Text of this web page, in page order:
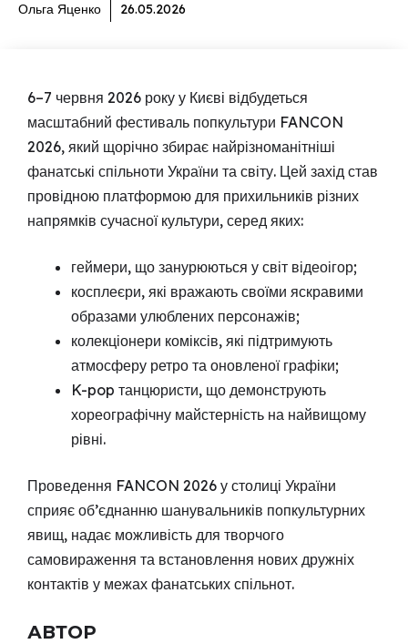
Ольга Яценко 26.05.2026
6–7 червня 2026 року у Києві відбудеться
масштабний фестиваль попкультури FANCON
2026, який щорічно збирає найрізноманітніші
фанатські спільноти України та світу. Цей захід став
провідною платформою для прихильників різних
напрямків сучасної культури, серед яких:
геймери, що занурюються у світ відеоігор;
косплеєри, які вражають своїми яскравими
образами улюблених персонажів;
колекціонери коміксів, які підтримують
атмосферу ретро та оновленої графіки;
K-pop танцюристи, що демонструють
хореографічну майстерність на найвищому
рівні.
Проведення FANCON 2026 у столиці України
сприяє об’єднанню шанувальників попкультурних
явищ, надає можливість для творчого
самовираження та встановлення нових дружніх
контактів у межах фанатських спільнот.
АВТОР